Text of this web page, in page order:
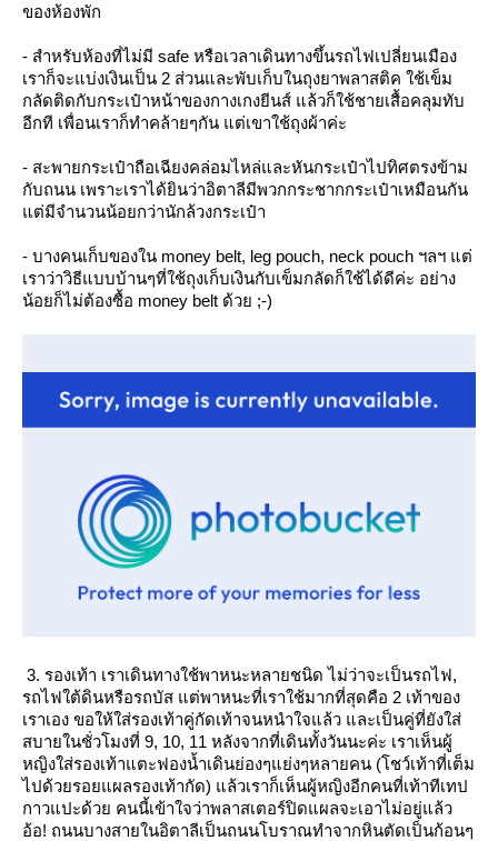
ของห้องพัก
- สำหรับห้องที่ไม่มี safe หรือเวลาเดินทางขึ้นรถไฟเปลี่ยนเมือง
เราก็จะแบ่งเงินเป็น 2 ส่วนและพับเก็บในถุงยาพลาสติค ใช้เข็ม
กลัดติดกับกระเป๋าหน้าของกางเกงยีนส์ แล้วก็ใช้ชายเสื้อคลุมทับ
อีกที เพื่อนเราก็ทำคล้ายๆกัน แต่เขาใช้ถุงผ้าค่ะ
- สะพายกระเป๋าถือเฉียงคล่อมไหล่และหันกระเป๋าไปทิศตรงข้าม
กับถนน เพราะเราได้ยินว่าอิตาลีมีพวกกระชากกระเป๋าเหมือนกัน
ต่มีจำนวนน้อยกว่านักล้วงกระเป๋า
- บางคนเก็บของใน money belt, leg pouch, neck pouch ฯลฯ แต่
เราว่าวิธีแบบบ้านๆที่ใช้ถุงเก็บเงินกับเข็มกลัดก็ใช้ได้ดีค่ะ อย่าง
น้อยก็ไม่ต้องซื้อ money belt ด้วย ;-)
3. รองเท้า เราเดินทางใช้พาหนะหลายชนิด ไม่ว่าจะเป็นรถไฟ,
รถไฟใต้ดินหรือรถบัส แต่พาหนะที่เราใช้มากที่สุดคือ 2 เท้าของ
เราเอง ขอให้ใส่รองเท้าคู่กัดเท้าจนหนำใจแล้ว และเป็นคู่ที่ยังใส่
สบายในชั่วโมงที่ 9, 10, 11 หลังจากที่เดินทั้งวันนะค่ะ เราเห็นผู้
หญิงใส่รองเท้าแตะฟองน้ำเดินย่องๆแย่งๆหลายคน (โชว์เท้าที่เต็ม
ไปด้วยรอยแผลรองเท้ากัด) แล้วเราก็เห็นผู้หญิงอีกคนที่เท้าทีเทป
กาวแปะด้วย คนนี้เข้าใจว่าพลาสเตอร์ปิดแผลจะเอาไม่อยู่แล้ว
อ้อ! ถนนบางสายในอิตาลีเป็นถนนโบราณทำจากหินตัดเป็นก้อนๆ